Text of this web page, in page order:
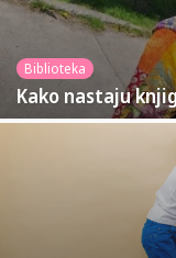
Biblioteka
Kako nastaju